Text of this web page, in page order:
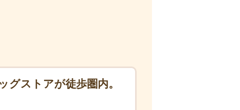
グストアが徒歩圏内。